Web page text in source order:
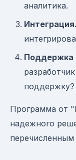
аналитика.
Интеграция.
Поддержка
поддержку?
Программа от
надежного